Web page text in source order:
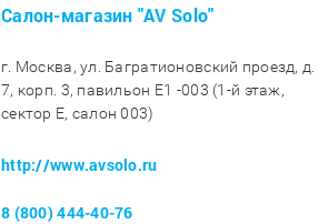
Салон-магазин "AV Solo"
г. Москва, ул. Багратионовский проезд, д.
7, корп. 3, павильон E1 -003 (1-й этаж,
сектор E, салон 003)
http://www.avsolo.ru
8 (800) 444-40-76